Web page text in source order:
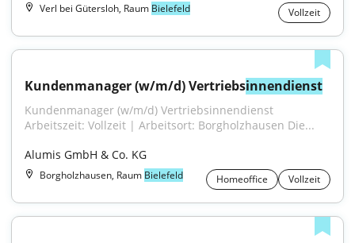
Verl bei Gütersloh, Raum Bielefeld Vollzeit
Kundenmanager (w/m/d) Vertriebsinnendienst
Kundenmanager (w/m/d) Vertriebsinnendienst
Arbeitszeit: Vollzeit | Arbeitsort: Borgholzhausen Die...
Alumis GmbH & Co. KG
Borgholzhausen, Raum Bielefeld Homeoffice Vollzeit